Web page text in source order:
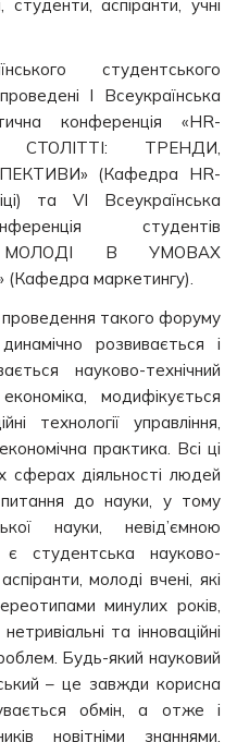
студенти, аспіранти, учні
студентського
I Всеукраїнська
конференція «HR-
ТРЕНДИ,
(Кафедра HR-
та VI Всеукраїнська
студентів
МОЛОДІ В УМОВАХ
маркетингу).
проведення такого форуму
розвивається і
науково-технічний
модифікується
технології управління,
практика. Всі ці
сферах діяльності людей
питання до науки, у тому
науки, невід’ємною
студентська науково-
молоді вчені, які
минулих років,
та інноваційні
Будь-який науковий
– це завжди корисна
обмін, а отже і
новітніми знаннями,